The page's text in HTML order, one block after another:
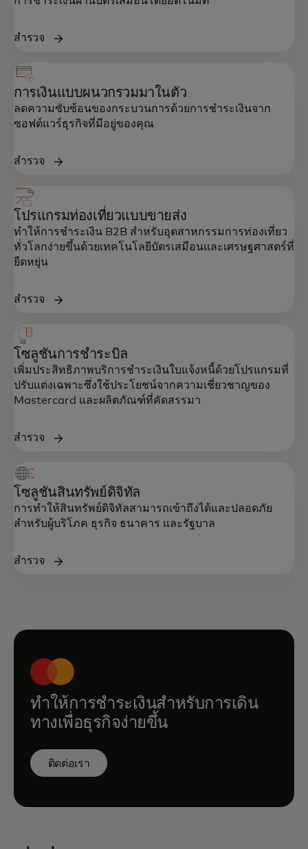
สำรวจ
การเงินแบบผนวกรวมมาในตัว
ลดความซับซ้อนของกระบวนการด้วยการชำระเงินจาก
ซอฟต์แวร์ธุรกิจที่มีอยู่ของคุณ
สำรวจ
โปรแกรมท่องเที่ยวแบบขายส่ง
ทำให้การชำระเงิน B2B สำหรับอุตสาหกรรมการท่องเที่ยว
ทั่วโลกง่ายขึ้นด้วยเทคโนโลยีบัตรเสมือนและเศรษฐศาสตร์ที่
ยืดหยุ่น
สำรวจ
โซลูชันการชำระบิล
เพิ่มประสิทธิภาพบริการชำระเงินใบแจ้งหนี้ด้วยโปรแกรมที่
ปรับแต่งเฉพาะซึ่งใช้ประโยชน์จากความเชี่ยวชาญของ
Mastercard และผลิตภัณฑ์ที่คัดสรรมา
สำรวจ
โซลูชันสินทรัพย์ดิจิทัล
การทำให้สินทรัพย์ดิจิทัลสามารถเข้าถึงได้และปลอดภัย
สำหรับผู้บริโภค ธุรกิจ ธนาคาร และรัฐบาล
สำรวจ
ทำให้การชำระเงินสำหรับการเดิน
ทางเพื่อธุรกิจง่ายขึ้น
ติดต่อเรา